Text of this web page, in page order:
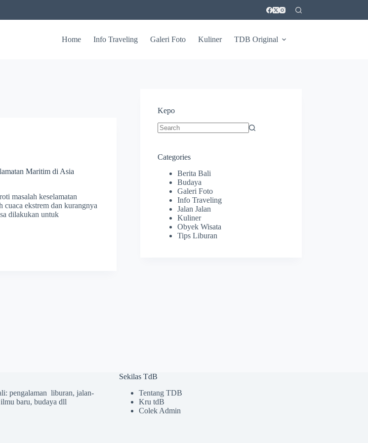
Home Info Traveling Galeri Foto Kuliner TDB Original
Maritim di Asia
masalah keselamatan
cuaca ekstrem dan kurangnya
dilakukan untuk
Kepo
Categories
Berita Bali
Budaya
Galeri Foto
Info Traveling
Jalan Jalan
Kuliner
Obyek Wisata
Tips Liburan
pengalaman liburan, jalan-
baru, budaya dll
Sekilas TdB
Tentang TDB
Kru tdB
Colek Admin